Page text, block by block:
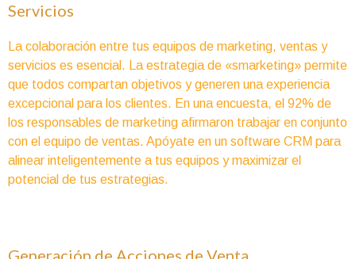
Servicios
La colaboración entre tus equipos de marketing, ventas y
servicios es esencial. La estrategia de «smarketing» permite
que todos compartan objetivos y generen una experiencia
excepcional para los clientes. En una encuesta, el 92% de
los responsables de marketing afirmaron trabajar en conjunto
con el equipo de ventas. Apóyate en un software CRM para
alinear inteligentemente a tus equipos y maximizar el
potencial de tus estrategias.
Generación de Acciones de Venta